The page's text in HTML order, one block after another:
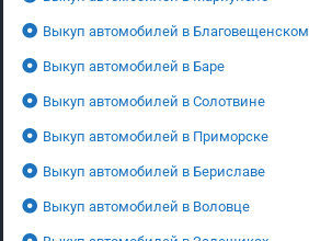
Выкуп автомобилей в Благовещенском
Выкуп автомобилей в Баре
Выкуп автомобилей в Солотвине
Выкуп автомобилей в Приморске
Выкуп автомобилей в Бериславе
Выкуп автомобилей в Воловце